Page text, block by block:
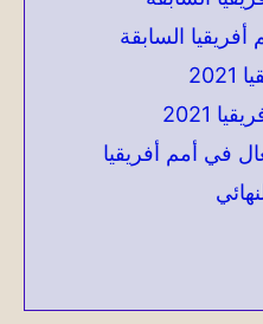
السابقة
2021
في أمم أفريقيا